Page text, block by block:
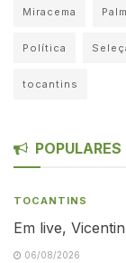
Miracema
Política
tocantins
POPULARES
TOCANTINS
Em live,
06/08/2026